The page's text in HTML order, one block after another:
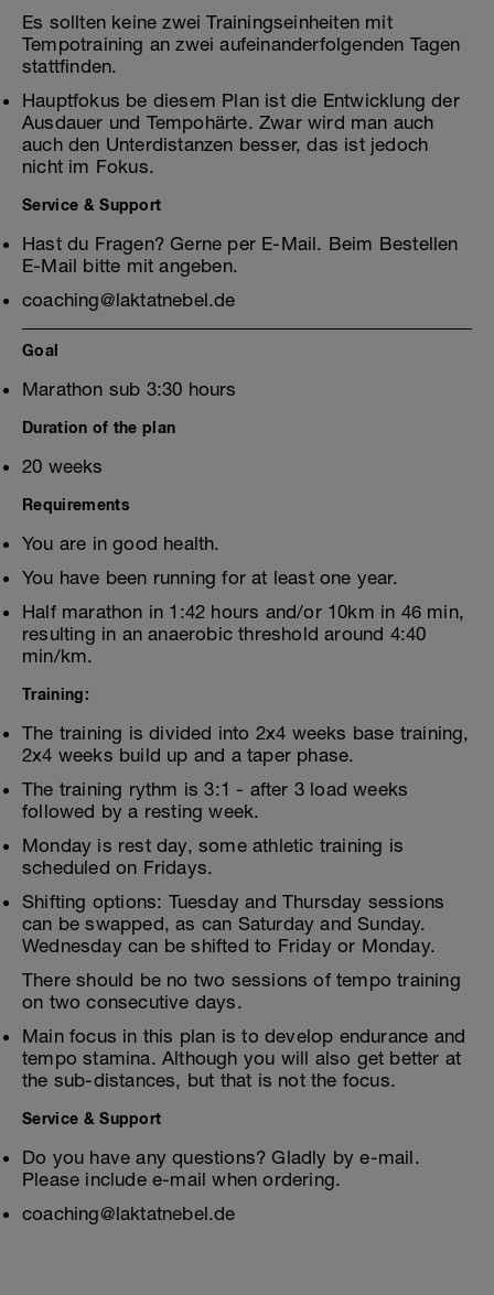
Es sollten keine zwei Trainingseinheiten mit
Tempotraining an zwei aufeinanderfolgenden Tagen
stattfinden.
Hauptfokus be diesem Plan ist die Entwicklung der
Ausdauer und Tempohärte. Zwar wird man auch
auch den Unterdistanzen besser, das ist jedoch
nicht im Fokus.
Service & Support
Hast du Fragen? Gerne per E-Mail. Beim Bestellen
E-Mail bitte mit angeben.
coaching@laktatnebel.de
Goal
Marathon sub 3:30 hours
Duration of the plan
20 weeks
Requirements
You are in good health.
You have been running for at least one year.
Half marathon in 1:42 hours and/or 10km in 46 min,
resulting in an anaerobic threshold around 4:40
min/km.
Training:
The training is divided into 2x4 weeks base training,
2x4 weeks build up and a taper phase.
The training rythm is 3:1 - after 3 load weeks
followed by a resting week.
Monday is rest day, some athletic training is
scheduled on Fridays.
Shifting options: Tuesday and Thursday sessions
can be swapped, as can Saturday and Sunday.
Wednesday can be shifted to Friday or Monday.
There should be no two sessions of tempo training
on two consecutive days.
Main focus in this plan is to develop endurance and
tempo stamina. Although you will also get better at
the sub-distances, but that is not the focus.
Service & Support
Do you have any questions? Gladly by e-mail.
Please include e-mail when ordering.
coaching@laktatnebel.de